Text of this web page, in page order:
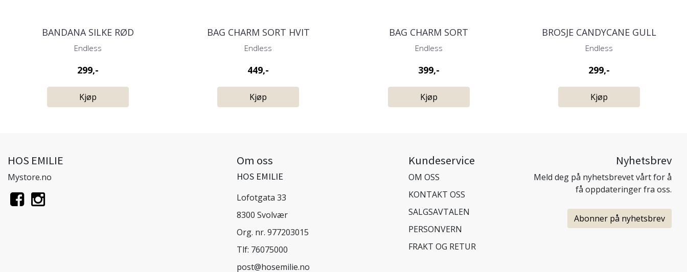
BANDANA SILKE RØD
Endless
299,-
Kjøp
BAG CHARM SORT HVIT
Endless
449,-
Kjøp
BAG CHARM SORT
Endless
399,-
Kjøp
BROSJE CANDYCANE GULL
Endless
299,-
Kjøp
HOS EMILIE
Mystore.no
Om oss
HOS EMILIE
Lofotgata 33
8300 Svolvær
Org. nr. 977203015
Tlf: 76075000
post@hosemilie.no
Kundeservice
OM OSS
KONTAKT OSS
SALGSAVTALEN
PERSONVERN
FRAKT OG RETUR
Nyhetsbrev
Meld deg på nyhetsbrevet vårt for å
få oppdateringer fra oss.
Abonner på nyhetsbrev